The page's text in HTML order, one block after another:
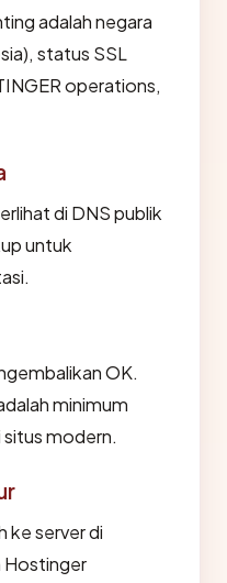
adalah negara
status SSL
operations,
di DNS publik
untuk
OK.
minimum
situs modern.
ke server di
Hostinger